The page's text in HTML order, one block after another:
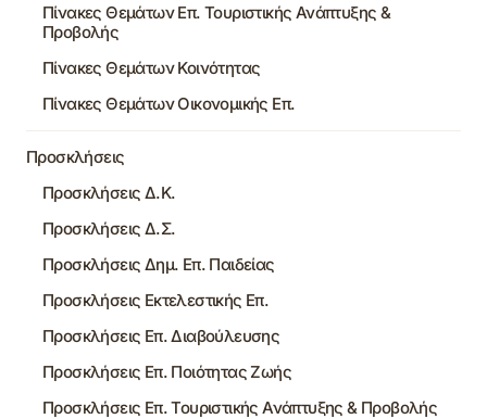
Πίνακες Θεμάτων Επ. Τουριστικής Ανάπτυξης &
Προβολής
Πίνακες Θεμάτων Κοινότητας
Πίνακες Θεμάτων Οικονομικής Επ.
Προσκλήσεις
Προσκλήσεις Δ.Κ.
Προσκλήσεις Δ.Σ.
Προσκλήσεις Δημ. Επ. Παιδείας
Προσκλήσεις Εκτελεστικής Επ.
Προσκλήσεις Επ. Διαβούλευσης
Προσκλήσεις Επ. Ποιότητας Ζωής
Προσκλήσεις Επ. Τουριστικής Ανάπτυξης & Προβολής